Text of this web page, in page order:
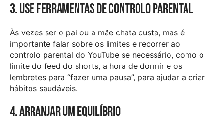
3. Use ferramentas de controlo parental
Às vezes ser o pai ou a mãe chata custa, mas é
importante falar sobre os limites e recorrer ao
controlo parental do YouTube se necessário, como o
limite do feed do shorts, a hora de dormir e os
lembretes para “fazer uma pausa”, para ajudar a criar
hábitos saudáveis.
4. Arranjar um equilíbrio